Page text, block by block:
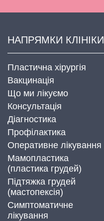
НАПРЯМКИ КЛІНІКИ
Пластична хірургія
Вакцинація
Що ми лікуємо
Консультація
Діагностика
Профілактика
Оперативне лікування
Мамопластика
(пластика грудей)
Підтяжка грудей
(мастопексія)
Симптоматичне
лікування